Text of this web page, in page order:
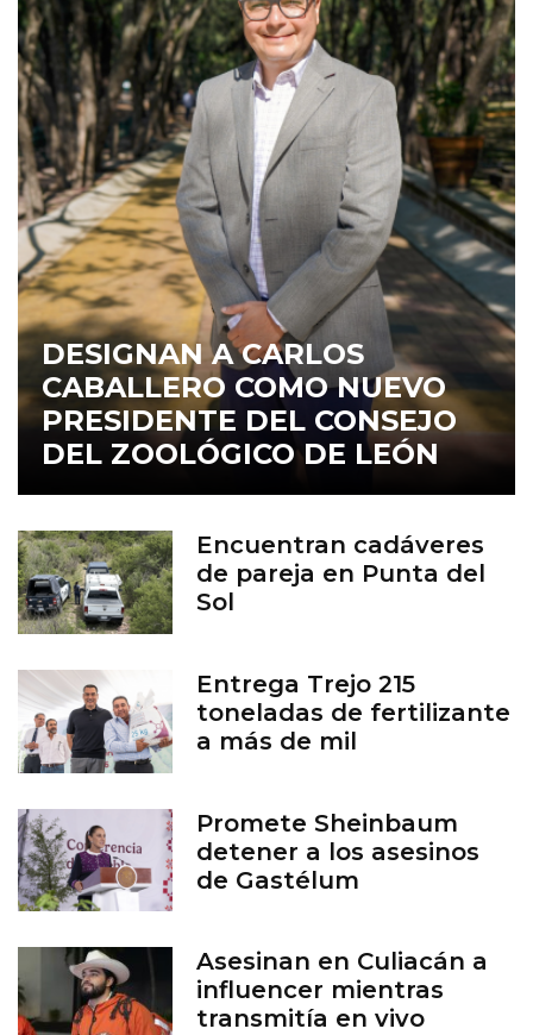
DESIGNAN A CARLOS
CABALLERO COMO NUEVO
PRESIDENTE DEL CONSEJO
DEL ZOOLÓGICO DE LEÓN
Encuentran cadáveres
de pareja en Punta del
Sol
Entrega Trejo 215
toneladas de fertilizante
a más de mil
Promete Sheinbaum
detener a los asesinos
de Gastélum
Asesinan en Culiacán a
influencer mientras
transmitía en vivo